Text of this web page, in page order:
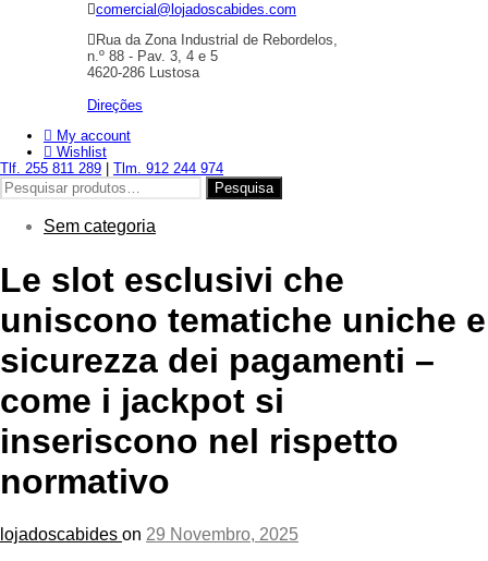
comercial@lojadoscabides.com
Rua da Zona Industrial de Rebordelos,
n.º 88 - Pav. 3, 4 e 5
4620-286 Lustosa
Direções
My account
Wishlist
Tlf. 255 811 289
Tlm. 912 244 974
Pesquisar
por:
Pesquisa
Sem categoria
Le slot esclusivi che
uniscono tematiche uniche e
sicurezza dei pagamenti –
come i jackpot si
inseriscono nel rispetto
normativo
lojadoscabides on 29 Novembro, 2025